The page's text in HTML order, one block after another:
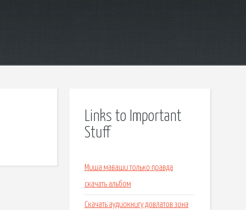
Links to Important
Stuff
Миша маваши только правда
скачать альбом
Скачать аудиокнигу довлатов зона